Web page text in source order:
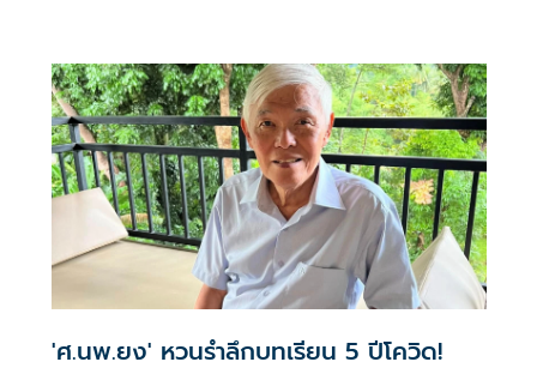
'ศ.นพ.ยง' หวนรำลึกบทเรียน 5 ปีโควิด!